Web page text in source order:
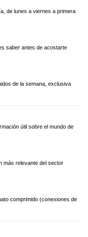
de lunes a viernes a primera
saber antes de acostarte
de la semana, exclusiva
útil sobre el mundo de
más relevante del sector
comprimido (conexiones de